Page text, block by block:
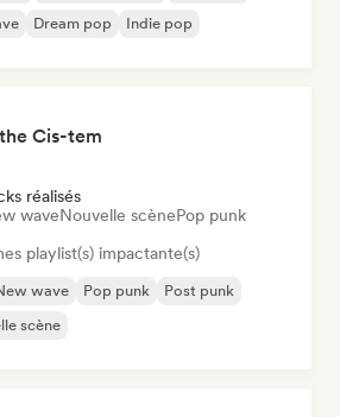
Dream pop Indie pop
Cis-tem
réalisés
waveNouvelle scènePop punk
playlist(s) impactante(s)
wave Pop punk
Post punk
scène